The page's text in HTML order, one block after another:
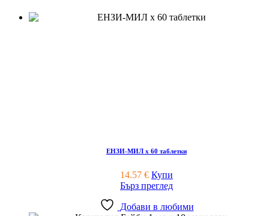
ЕНЗИ-МИЛ х 60 таблетки
14.57 € Купи
Бърз преглед
Добави в любими